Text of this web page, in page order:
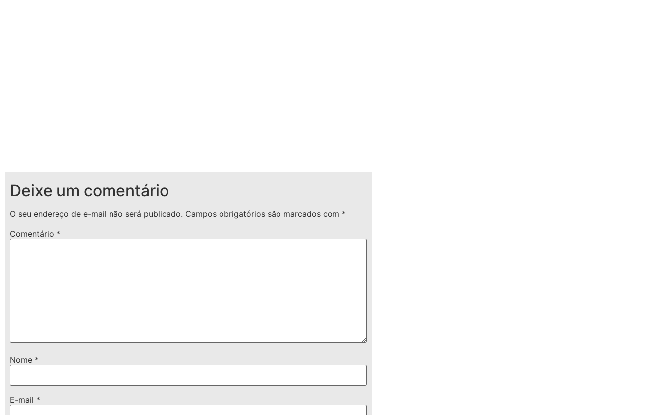
Deixe um comentário
O seu endereço de e-mail não será publicado. Campos obrigatórios são marcados com *
Comentário *
Nome *
E-mail *